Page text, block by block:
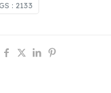
: 2133